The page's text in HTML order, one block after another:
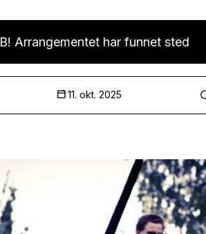
Arrangementet har funnet sted
11. okt. 2025